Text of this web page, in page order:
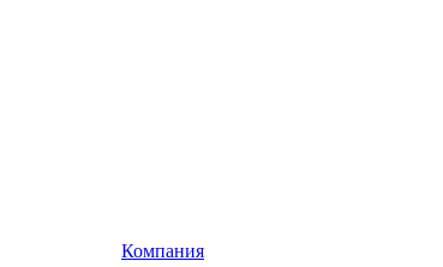
Компания